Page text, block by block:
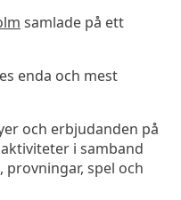
samlade på ett
enda och mest
och erbjudanden på
i samband
spel och